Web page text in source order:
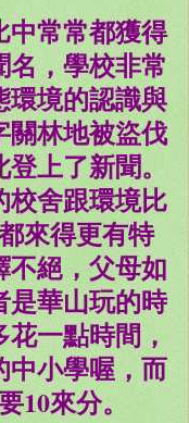
中常常都獲得
，學校非常
環境的認識與
關林地被盜伐
上了新聞。
校舍跟環境比
來得更有特
絕，父母如
是華山玩的時
一點時間，
中小學喔，而
10來分。